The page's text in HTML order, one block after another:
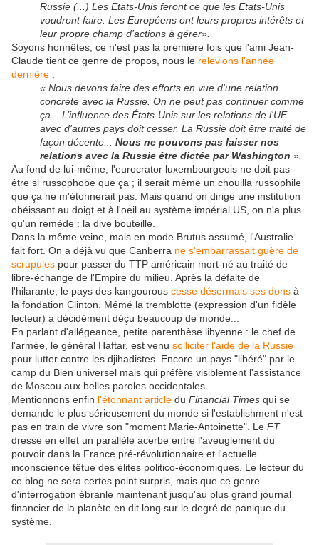
Russie (...) Les Etats-Unis feront ce que les Etats-Unis
voudront faire. Les Européens ont leurs propres intérêts et
leur propre champ d’actions à gérer».
Soyons honnêtes, ce n'est pas la première fois que l'ami Jean-
Claude tient ce genre de propos, nous le relevions l'année
dernière :
« Nous devons faire des efforts en vue d'une relation
concrète avec la Russie. On ne peut pas continuer comme
ça... L’influence des États-Unis sur les relations de l'UE
avec d'autres pays doit cesser. La Russie doit être traité de
façon décente... Nous ne pouvons pas laisser nos
relations avec la Russie être dictée par Washington ».
Au fond de lui-même, l'eurocrator luxembourgeois ne doit pas
être si russophobe que ça ; il serait même un chouilla russophile
que ça ne m'étonnerait pas. Mais quand on dirige une institution
obéissant au doigt et à l'oeil au système impérial US, on n'a plus
qu'un remède : la dive bouteille.
Dans la même veine, mais en mode Brutus assumé, l'Australie
fait fort. On a déjà vu que Canberra ne s'embarrassait guère de
scrupules pour passer du TTP américain mort-né au traité de
libre-échange de l'Empire du milieu. Après la défaite de
l'hilarante, le pays des kangourous cesse désormais ses dons à
la fondation Clinton. Mémé la tremblotte (expression d'un fidèle
lecteur) a décidément déçu beaucoup de monde...
En parlant d'allégeance, petite parenthèse libyenne : le chef de
l'armée, le général Haftar, est venu solliciter l'aide de la Russie
pour lutter contre les djihadistes. Encore un pays "libéré" par le
camp du Bien universel mais qui préfère visiblement l'assistance
de Moscou aux belles paroles occidentales.
Mentionnons enfin l'étonnant article du Financial Times qui se
demande le plus sérieusement du monde si l'establishment n'est
pas en train de vivre son "moment Marie-Antoinette". Le FT
dresse en effet un parallèle acerbe entre l'aveuglement du
pouvoir dans la France pré-révolutionnaire et l'actuelle
inconscience têtue des élites politico-économiques. Le lecteur du
ce blog ne sera certes point surpris, mais que ce genre
d'interrogation ébranle maintenant jusqu'au plus grand journal
financier de la planète en dit long sur le degré de panique du
système.